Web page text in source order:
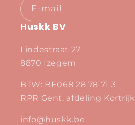
E‑mail
Huskk BV
Lindestraat 27
8870 Izegem
BTW: BE068 28 78 71 3
RPR Gent, afdeling Kortrijk
info@huskk.be